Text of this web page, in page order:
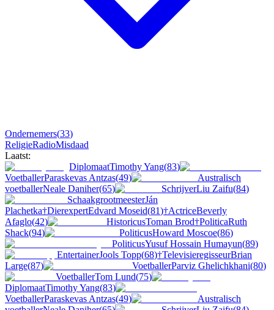
Ondernemers(33)
ReligieRadioMisdaad
Laatst:
DiplomaatTimothy Yang(83)
VoetballerParaskevas Antzas(49)
Australisch
voetballerNeale Daniher(65) SchrijverLiu Zaifu(84)
SchaakgrootmeesterJán
Plachetka†DierexpertEdvard Moseid(81)†ActriceBeverly
Afaglo(42) HistoricusToman Brod†PoliticaRuth
Shack(94) PoliticusHoward Moscoe(86)
PoliticusYusuf Hossain Humayun(89)
EntertainerJools Topp(68)†TelevisieregisseurBrian
Large(87) VoetballerParviz Ghelichkhani(80)
VoetballerTom Lund(75)
DiplomaatTimothy Yang(83)
VoetballerParaskevas Antzas(49)
Australisch